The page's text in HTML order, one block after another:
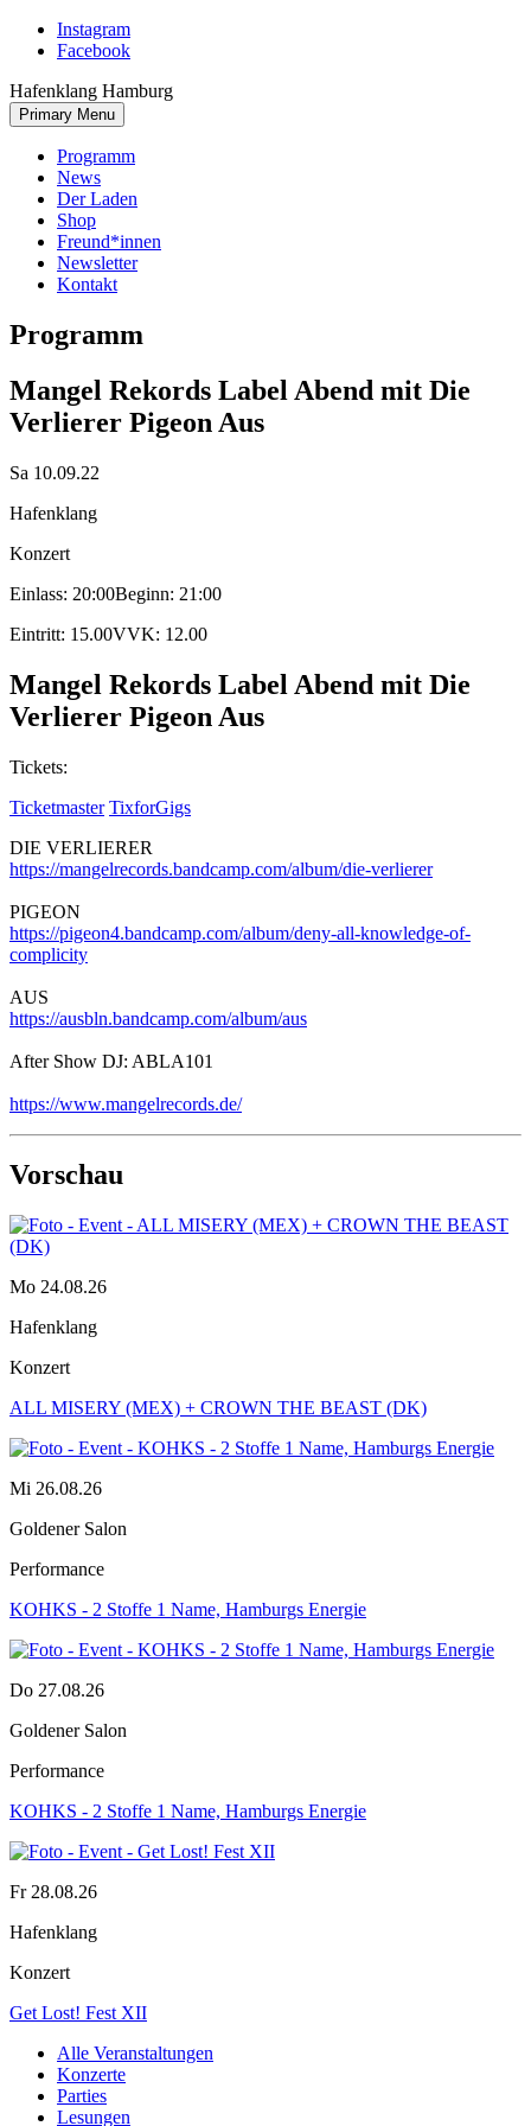
Skip
Instagram
Facebook
Hafenklang Hamburg
Primary Menu
Programm
News
Der Laden
Shop
Freund*innen
Newsletter
Kontakt
Programm
Mangel Rekords Label Abend mit Die
Verlierer Pigeon Aus
Sa 10.09.22
Hafenklang
Konzert
Einlass: 20:00Beginn: 21:00
Eintritt: 15.00VVK: 12.00
Mangel Rekords Label Abend mit Die
Verlierer Pigeon Aus
Tickets:
Ticketmaster TixforGigs
DIE VERLIERER
https://mangelrecords.bandcamp.com/album/die-verlierer
PIGEON
https://pigeon4.bandcamp.com/album/deny-all-knowledge-of-
complicity
AUS
https://ausbln.bandcamp.com/album/aus
After Show DJ: ABLA101
https://www.mangelrecords.de/
Vorschau
Mo 24.08.26
Hafenklang
Konzert
ALL MISERY (MEX) + CROWN THE BEAST (DK)
Mi 26.08.26
Goldener Salon
Performance
KOHKS - 2 Stoffe 1 Name, Hamburgs Energie
Do 27.08.26
Goldener Salon
Performance
KOHKS - 2 Stoffe 1 Name, Hamburgs Energie
Fr 28.08.26
Hafenklang
Konzert
Get Lost! Fest XII
Alle Veranstaltungen
Konzerte
Parties
Lesungen